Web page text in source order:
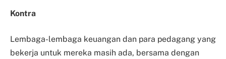
Kontra
Lembaga-lembaga keuangan dan para pedagang yang
bekerja untuk mereka masih ada, bersama dengan